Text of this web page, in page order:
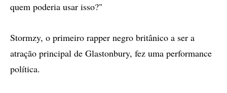
quem poderia usar isso?"
Stormzy, o primeiro rapper negro britânico a ser a
atração principal de Glastonbury, fez uma performance
política.